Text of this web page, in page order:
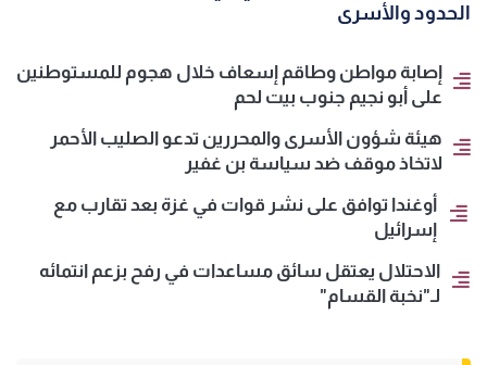
الحدود والأسرى
إصابة مواطن وطاقم إسعاف خلال هجوم للمستوطنين
على أبو نجيم جنوب بيت لحم
هيئة شؤون الأسرى والمحررين تدعو الصليب الأحمر
لاتخاذ موقف ضد سياسة بن غفير
أوغندا توافق على نشر قوات في غزة بعد تقارب مع
إسرائيل
الاحتلال يعتقل سائق مساعدات في رفح بزعم انتمائه
لـ"نخبة القسام"